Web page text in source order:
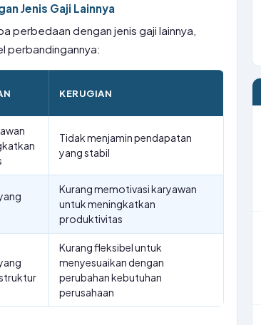
Jenis Gaji Lainnya
perbedaan dengan jenis gaji lainnya,
perbandingannya:
KERUGIAN
Tidak menjamin pendapatan
yang stabil
Kurang memotivasi karyawan
untuk meningkatkan
produktivitas
Kurang fleksibel untuk
menyesuaikan dengan
perubahan kebutuhan
perusahaan